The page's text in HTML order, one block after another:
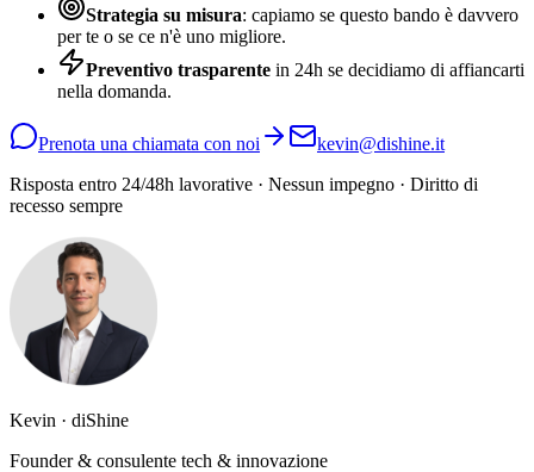
Strategia su misura: capiamo se questo bando è davvero
per te o se ce n'è uno migliore.
Preventivo trasparente in 24h se decidiamo di affiancarti
nella domanda.
Prenota una chiamata con noi
kevin@dishine.it
Risposta entro 24/48h lavorative · Nessun impegno · Diritto di
recesso sempre
Kevin · diShine
Founder & consulente tech & innovazione